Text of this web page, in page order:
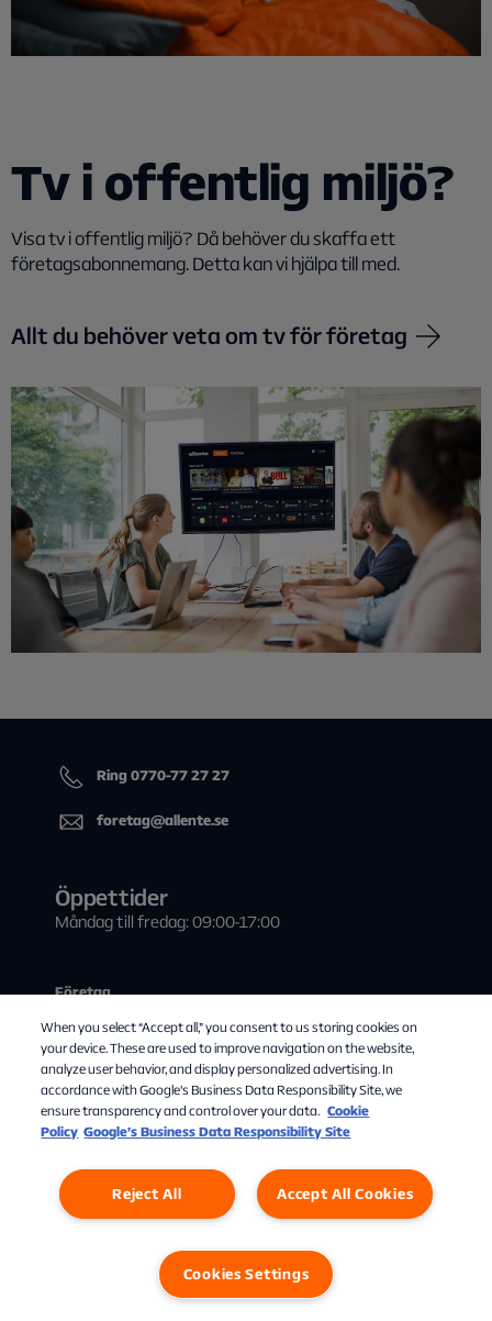
Tv i offentlig miljö?
Visa tv i offentlig miljö? Då behöver du skaffa ett
företagsabonnemang. Detta kan vi hjälpa till med.
Allt du behöver veta om tv för företag
Ring 0770-77 27 27
foretag@allente.se
Öppettider
Måndag till fredag: 09:00-17:00
Företag
Kontakta oss
Visa tv i offentlig miljö
Teknisk information
Våra samarbetspartners
Personuppgifter CookiesCookies Settings
When you select “Accept all,” you consent to us storing cookies on
your device. These are used to improve navigation on the website,
analyze user behavior, and display personalized advertising. In
accordance with Google's Business Data Responsibility Site, we
ensure transparency and control over your data. Cookie
Policy Google’s Business Data Responsibility Site
Accept All Cookies
Reject All
Cookies Settings